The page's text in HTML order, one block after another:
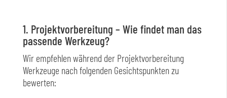
1. Projektvorbereitung – Wie findet man das
passende Werkzeug?
Wir empfehlen während der Projektvorbereitung
Werkzeuge nach folgenden Gesichtspunkten zu
bewerten: